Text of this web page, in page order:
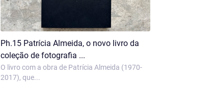
Ph.15 Patrícia Almeida, o novo livro da
coleção de fotografia ...
O livro com a obra de Patrícia Almeida (1970-
2017), que...